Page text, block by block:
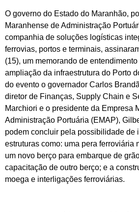
O governo do Estado do Maranhão,
Maranhense de Administração
companhia de soluções logísticas
ferrovias, portos e terminais,
(15), um memorando de
ampliação da infraestrutura do Porto
do evento o governador Carlos
diretor de Finanças, Supply Chain e
Marchiori e o presidente da Empresa
Administração Portuária (EMAP),
podem concluir pela possibilidade de
estruturas como: uma pera ferroviária
um novo berço para embarque de
capacitação de outro berço; e a
moega e interligações ferroviárias.